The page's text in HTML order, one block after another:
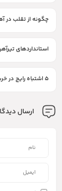
چگونه از تقلب در
استانداردهای
۵ اشتباه رایج در خرید تیرآهن از بازار تهران که پروژه را گران‌تر می‌کند
ارسال